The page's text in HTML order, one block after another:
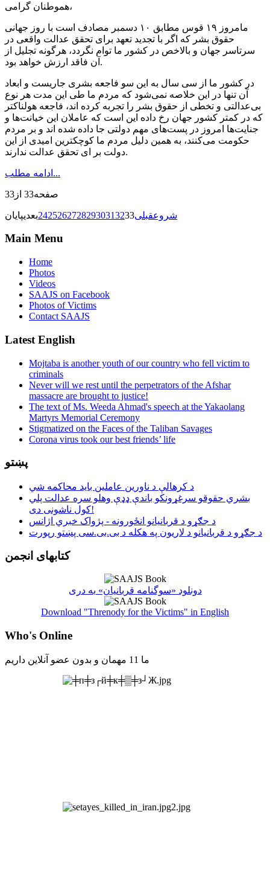
هموطنان گرامی،
مامروز ۱۹ قوس مطابق ۱۰ دسمبر مصادف است با روز جهانی
حقوق بشر که اگر با تجدید تعهد برای تحقق عدالت واقعی در
سرتاسر جهان و بالاخص در کشور ما توام نگردد، هرگونه تجلیل از
آن فاقد ارزش خواهد بود.
در کشور ما از سی سال به این سو فاجعه بشری جاریست و ابعاد
آن تنها در این خلاصه نمی‌شود که مردم ما طی این مدت هر نوع
بی‌عدالتی و تخطی از حقوق بشر را تجربه کرده اند، فاجعه هولناکتر
که در کمتر کشور جهان رخ داده این است که عاملان این خیانت‌ها و
جنایت‌ها امروز در پست‌های مهم دولتی جا داده شده اند و بر مردم
حکومت می‌کنند، به همین دلیل مردم ما کوچکترین امیدی از این
دولت بر ای تحقق عدالت ندارند.
ادامه مطلب...
صفحه33 از33
شروعقبلی 24252627282930313233 بعدیپایان
Main Menu
Home
Photos
Videos
SAAJS on Facebook
Photos of Victims
Contact SAAJS
Latest English
Mojtaba is another youth of our country who fell victim to
criminals
Never will we rest until the perpetrators of the Afshar
massacre are brought to justice!
The text of Ms. Weeda Ahmad's speech at the Yakaolang
Martyrs Memorial Ceremony
Stigmatized on the Faces of the Taliban Savages
Corona virus took our best friends’ life
پښتو
د کرهالې د ناورین عاملین باید محاکمه شي
بشري حقوقو سرغړونکو باندې ډډې وهلو سره عدالت پلي
کول ناشونی دی!
د جګړو د قربانیانو انځورونه - پژواک خبري اژانس
د جګړو د قربانیانو د لاریون په هکله د بی.بی.سی پښتو رپورت
کتابهای انجمن
دونلود «سوگنامه قربانیان» به دری
Download "Threnody for the Victims" in English
Who's Online
ما 11 مهمان و بدون عضو آنلاین داریم